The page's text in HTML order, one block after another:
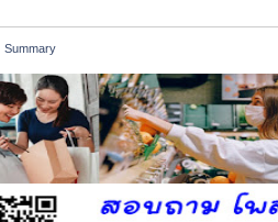
Summary